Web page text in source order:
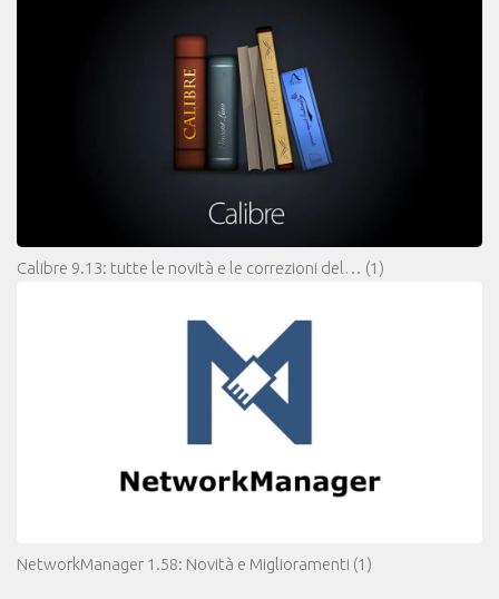
Calibre 9.13: tutte le novità e le correzioni del… (1)
NetworkManager 1.58: Novità e Miglioramenti (1)